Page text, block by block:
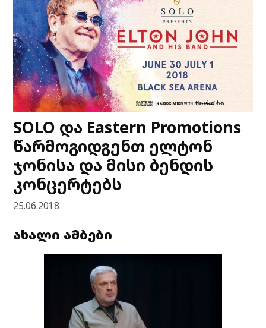
SOLO და Eastern Promotions
წარმოგიდგენთ ელტონ
ჯონისა და მისი ბენდის
კონცერტებს
25.06.2018
ახალი ამბები